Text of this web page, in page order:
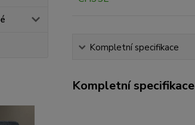
Kompletní specifikace
Kompletní specifikace